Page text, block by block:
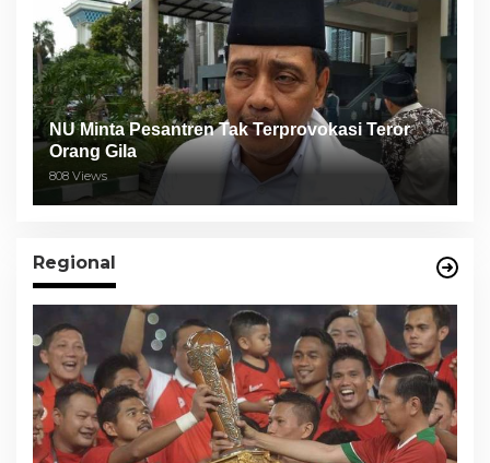
NU Minta Pesantren Tak Terprovokasi Teror
Orang Gila
808 Views
Regional